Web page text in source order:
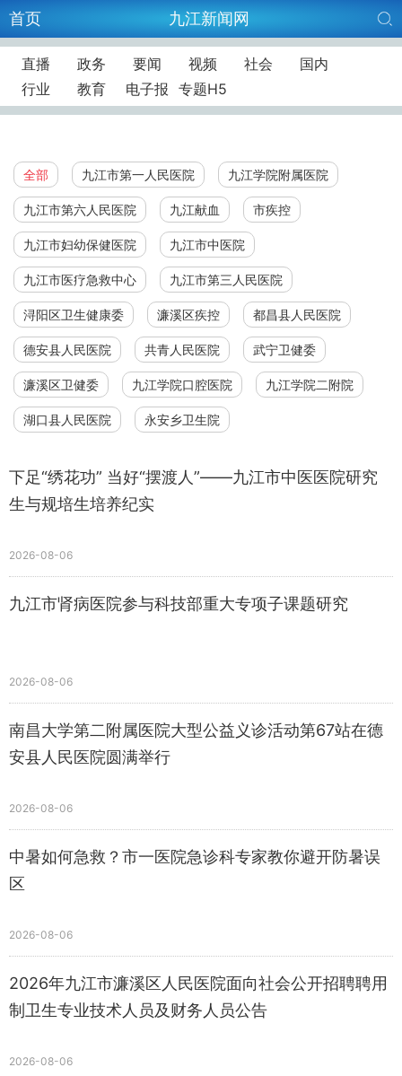
首页 九江新闻网
直播 政务 要闻 视频 社会
国内
行业
教育 电子报 专题H5
全部 九江市第一人民医院 九江学院附属医院
九江市第六人民医院 九江献血 市疾控
九江市妇幼保健医院 九江市中医院
九江市医疗急救中心 九江市第三人民医院
浔阳区卫生健康委 濂溪区疾控 都昌县人民医院
德安县人民医院 共青人民医院 武宁卫健委
濂溪区卫健委 九江学院口腔医院 九江学院二附院
湖口县人民医院 永安乡卫生院
下足“绣花功” 当好“摆渡人”——九江市中医医院研究
生与规培生培养纪实
2026-08-06
九江市肾病医院参与科技部重大专项子课题研究
2026-08-06
南昌大学第二附属医院大型公益义诊活动第67站在德
安县人民医院圆满举行
2026-08-06
中暑如何急救？市一医院急诊科专家教你避开防暑误
区
2026-08-06
2026年九江市濂溪区人民医院面向社会公开招聘聘用
制卫生专业技术人员及财务人员公告
2026-08-06